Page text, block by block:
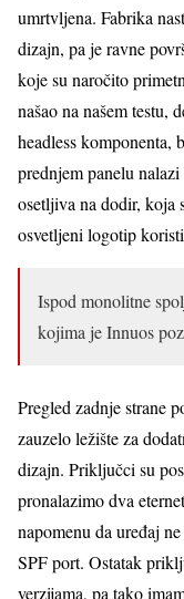
umrtvljena. Fabrika
dizajn, pa je ravne
koje su naročito
našao na našem
headless
prednjem panelu
osetljiva na dodir, koja
osvetljeni logotip
Ispod monolitne
kojima je Innuos
Pregled zadnje strane
zauzelo ležište za
dizajn. Priključci su
pronalazimo dva
napomenu da uređaj
SPF port. Ostatak
verzijama, pa tako